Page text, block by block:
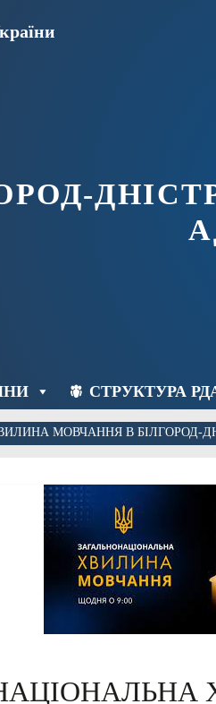
СТРУКТУРА
МОВЧАННЯ В БІЛГОРОД-